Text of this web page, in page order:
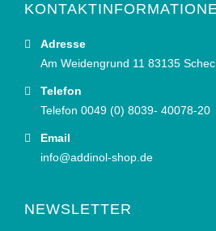
Adresse
Am Weidengrund 11 83135
Telefon
Telefon 0049 (0) 8039- 40078-20
Email
info@addinol-shop.de
NEWSLETTER